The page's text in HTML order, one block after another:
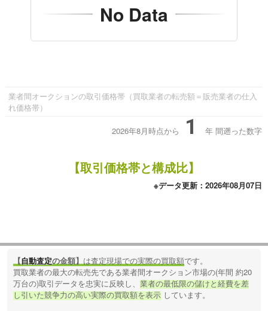
No Data
業者間オークションの取引価格帯（買取業者の転売額＝販売業者の仕入
れ価格帯）
2026年8月時点から 1 年 間遡った数字
【取引価格帯と構成比】
※データ更新：2026年08月07日
【自動査定の金額】 は査定現場での実際の買取額です。
買取業者の最大の転売先である業者間オークション市場の(年間 約20
万台の)取引データを忠実に反映し、業者の最低限の儲けと経費を差
し引いた競争力の高い実際の買取額を表示 しています。